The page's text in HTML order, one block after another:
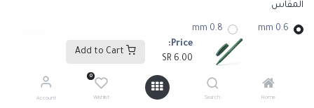
Price:
6.00
Home
Search
0
Wishlist
Account
المقاس
0.6 mm
0.8 mm